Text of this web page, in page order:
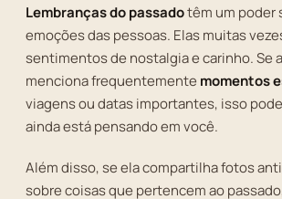
Lembranças do passadotêm um poder
emoções das pessoas. Elas muitas
sentimentos de nostalgia e carinho. Se
menciona frequentemente momentos
viagens ou datas importantes, isso
ainda está pensando em você.
Além disso, se ela compartilha fotos
sobre coisas que pertencem ao